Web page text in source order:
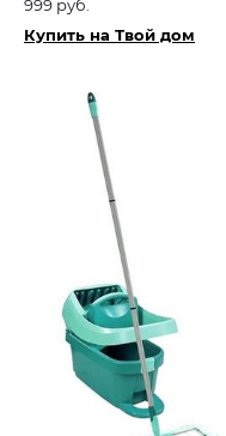
999 руб.
Купить на Твой дом